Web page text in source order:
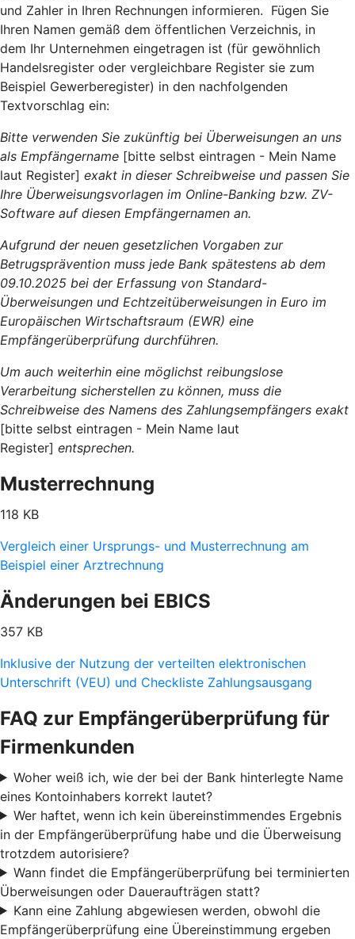
und Zahler in Ihren Rechnungen informieren. Fügen Sie
Ihren Namen gemäß dem öffentlichen Verzeichnis, in
dem Ihr Unternehmen eingetragen ist (für gewöhnlich
Handelsregister oder vergleichbare Register sie zum
Beispiel Gewerberegister) in den nachfolgenden
Textvorschlag ein:
Bitte verwenden Sie zukünftig bei Überweisungen an uns
als Empfängername [bitte selbst eintragen - Mein Name
laut Register] exakt in dieser Schreibweise und passen Sie
Ihre Überweisungsvorlagen im Online-Banking bzw. ZV-
Software auf diesen Empfängernamen an.
Aufgrund der neuen gesetzlichen Vorgaben zur
Betrugsprävention muss jede Bank spätestens ab dem
09.10.2025 bei der Erfassung von Standard-
Überweisungen und Echtzeitüberweisungen in Euro im
Europäischen Wirtschaftsraum (EWR) eine
Empfängerüberprüfung durchführen.
Um auch weiterhin eine möglichst reibungslose
Verarbeitung sicherstellen zu können, muss die
Schreibweise des Namens des Zahlungsempfängers exakt
[bitte selbst eintragen - Mein Name laut
Register] entsprechen.
Musterrechnung
118 KB
Vergleich einer Ursprungs- und Musterrechnung am
Beispiel einer Arztrechnung
Änderungen bei EBICS
357 KB
Inklusive der Nutzung der verteilten elektronischen
Unterschrift (VEU) und Checkliste Zahlungsausgang
FAQ zur Empfängerüberprüfung für
Firmenkunden
Woher weiß ich, wie der bei der Bank hinterlegte Name
eines Kontoinhabers korrekt lautet?
Wer haftet, wenn ich kein übereinstimmendes Ergebnis
in der Empfängerüberprüfung habe und die Überweisung
trotzdem autorisiere?
Wann findet die Empfängerüberprüfung bei terminierten
Überweisungen oder Daueraufträgen statt?
Kann eine Zahlung abgewiesen werden, obwohl die
Empfängerüberprüfung eine Übereinstimmung ergeben